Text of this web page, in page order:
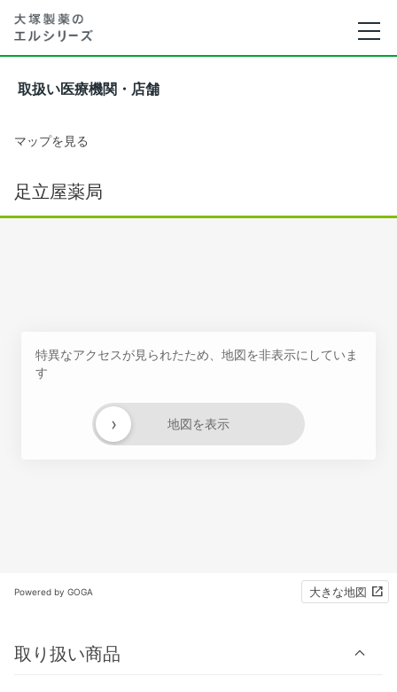
取扱い医療機関・店舗
マップを見る
足立屋薬局
特異なアクセスが見られたため、地図を非表示にしていま
す
地図を表示
›
Powered by GOGA 大きな地図
取り扱い商品